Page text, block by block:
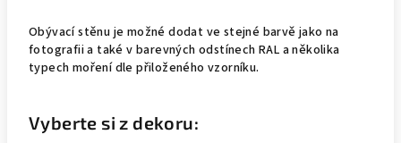
Obývací stěnu je možné dodat ve stejné barvě jako na
fotografii a také v barevných odstínech RAL a několika
typech moření dle přiloženého vzorníku.
Vyberte si z dekoru: